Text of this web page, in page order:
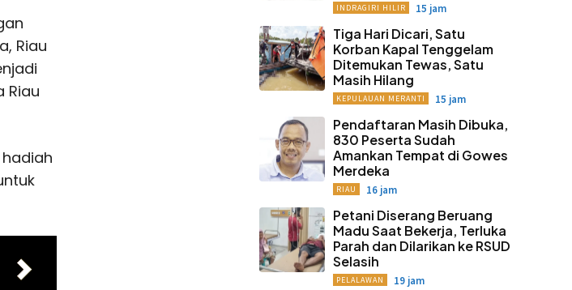
Riau
Riau
INDRAGIRI HILIR 15 jam
Tiga Hari Dicari, Satu
Korban Kapal Tenggelam
Ditemukan Tewas, Satu
Masih Hilang
KEPULAUAN MERANTI 15 jam
Pendaftaran Masih Dibuka,
830 Peserta Sudah
Amankan Tempat di Gowes
Merdeka
RIAU 16 jam
Petani Diserang Beruang
Madu Saat Bekerja, Terluka
Parah dan Dilarikan ke RSUD
Selasih
PELALAWAN 19 jam